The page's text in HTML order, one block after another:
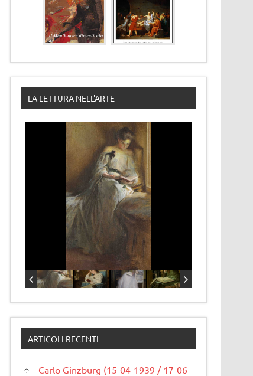
LA LETTURA NELL'ARTE
ARTICOLI RECENTI
Carlo Ginzburg (15-04-1939 / 17-06-